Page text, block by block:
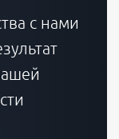
с нами